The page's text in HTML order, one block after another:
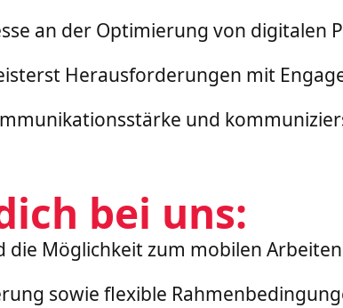
an der Optimierung von digitalen
Herausforderungen mit
und
bei uns:
die Möglichkeit zum mobilen
sowie flexible